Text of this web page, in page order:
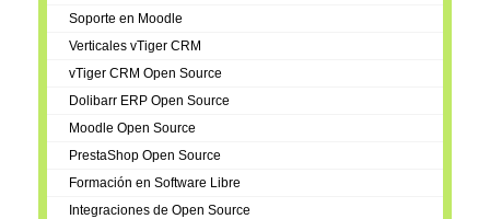
Soporte en Moodle
Verticales vTiger CRM
vTiger CRM Open Source
Dolibarr ERP Open Source
Moodle Open Source
PrestaShop Open Source
Formación en Software Libre
Integraciones de Open Source